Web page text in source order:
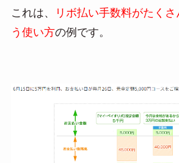
これは、
リボ払い手数料がたく
う使い方の例です。